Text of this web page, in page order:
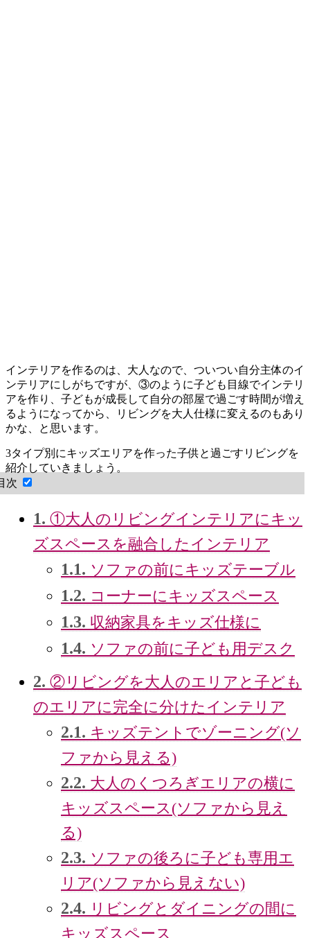
インテリアを作るのは、大人なので、ついつい自分主体のイ
ンテリアにしがちですが、③のように子ども目線でインテリ
アを作り、子どもが成長して自分の部屋で過ごす時間が増え
るようになってから、リビングを大人仕様に変えるのもあり
かな、と思います。
3タイプ別にキッズエリアを作った子供と過ごすリビングを
紹介していきましょう。
次
1. ①大人のリビングインテリアにキッ
ズスペースを融合したインテリア
1.1. ソファの前にキッズテーブル
1.2. コーナーにキッズスペース
1.3. 収納家具をキッズ仕様に
1.4. ソファの前に子ども用デスク
2. ②リビングを大人のエリアと子ども
のエリアに完全に分けたインテリア
2.1. キッズテントでゾーニング(ソ
ファから見える)
2.2. 大人のくつろぎエリアの横に
キッズスペース(ソファから見え
る)
2.3. ソファの後ろに子ども専用エ
リア(ソファから見えない)
2.4. リビングとダイニングの間に
キッズスペース